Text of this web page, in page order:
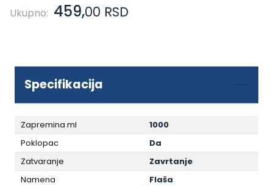
Ukupno: 459,00 RSD
Specifikacija
Zapremina ml
1000
Poklopac
Da
Zatvaranje
Zavrtanje
Namena
Flaša